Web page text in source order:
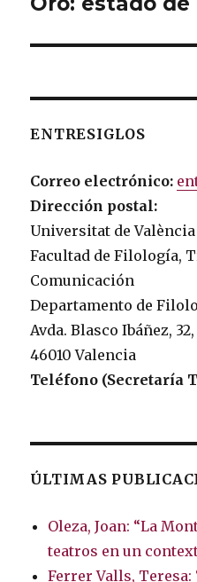
ENTRESIGLOS
Correo electrónico:
Dirección postal:
Universitat de València
Facultad de Filología,
Comunicación
Departamento de
Avda. Blasco Ibáñez,
46010 Valencia
Teléfono (Secretaría
ÚLTIMAS
Oleza, Joan: “La
teatros en un
Ferrer Valls,